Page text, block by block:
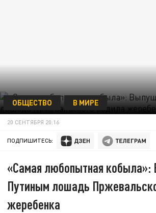
ОБЩЕСТВО В МИРЕ
20 СЕНТЯБРЯ 20:16
ПОДПИШИТЕСЬ:
«Самая любопытная кобыла»:
Путиным лошадь
жеребенка